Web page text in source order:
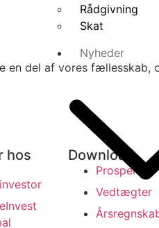
Rådgivning
Skat
Nyheder
del af vores
hos
Download
Prospekt
Vedtægter